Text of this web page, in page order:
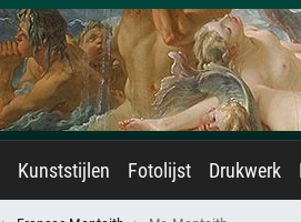
Kunststijlen Fotolijst Drukwerk